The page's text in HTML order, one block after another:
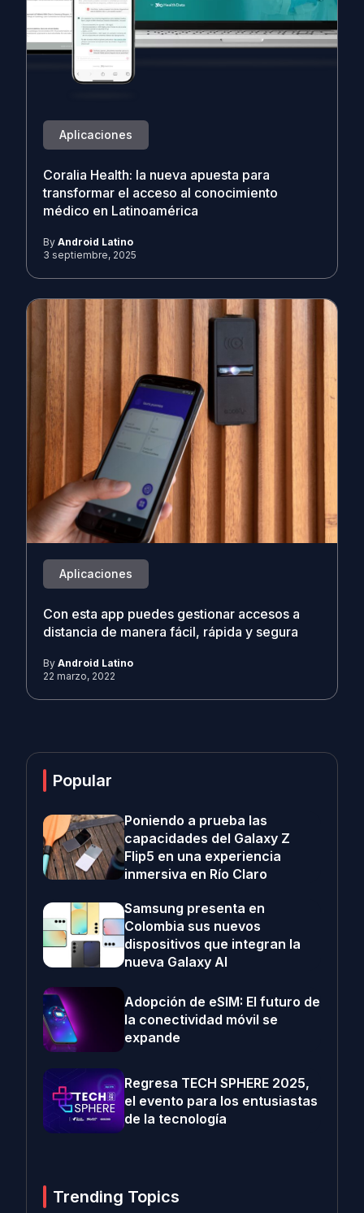
Aplicaciones
Coralia Health: la nueva apuesta para
transformar el acceso al conocimiento
médico en Latinoamérica
By Android Latino
3 septiembre, 2025
Aplicaciones
Con esta app puedes gestionar accesos a
distancia de manera fácil, rápida y segura
By Android Latino
22 marzo, 2022
Popular
Poniendo a prueba las
capacidades del Galaxy Z
Flip5 en una experiencia
inmersiva en Río Claro
Samsung presenta en
Colombia sus nuevos
dispositivos que integran la
nueva Galaxy AI
Adopción de eSIM: El futuro de
la conectividad móvil se
expande
Regresa TECH SPHERE 2025,
el evento para los entusiastas
de la tecnología
Trending Topics